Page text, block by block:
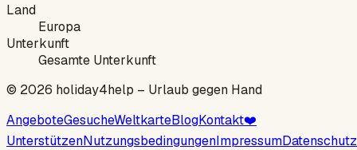
Land
Europa
Unterkunft
Gesamte Unterkunft
© 2026 holiday4help – Urlaub gegen Hand
AngeboteGesucheWeltkarteBlogKontakt❤️
UnterstützenNutzungsbedingungenImpressumDatenschutz